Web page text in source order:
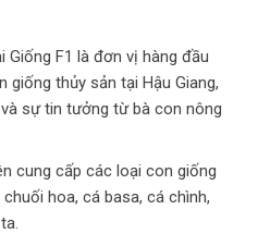
Giống F1 là đơn vị hàng đầu
thủy sản tại Hậu Giang,
sự tin tưởng từ bà con nông
cung cấp các loại con giống
hoa, cá basa, cá chình,